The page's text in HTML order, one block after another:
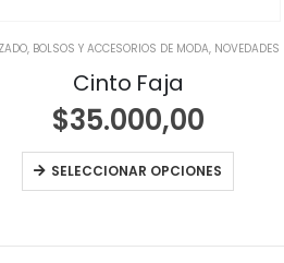
BOLSOS Y ACCESORIOS DE MODA, NOVEDADES
Cinto Faja
$35.000,00
SELECCIONAR OPCIONES